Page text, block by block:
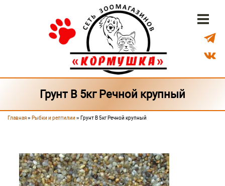
Перейти к основному содержанию
Бонусная система
Доставка
Наши магазины
Грунт В 5кг Речной крупный
Вы здесь
Главная» Рыбки и рептилии » Грунт В 5кг Речной крупный